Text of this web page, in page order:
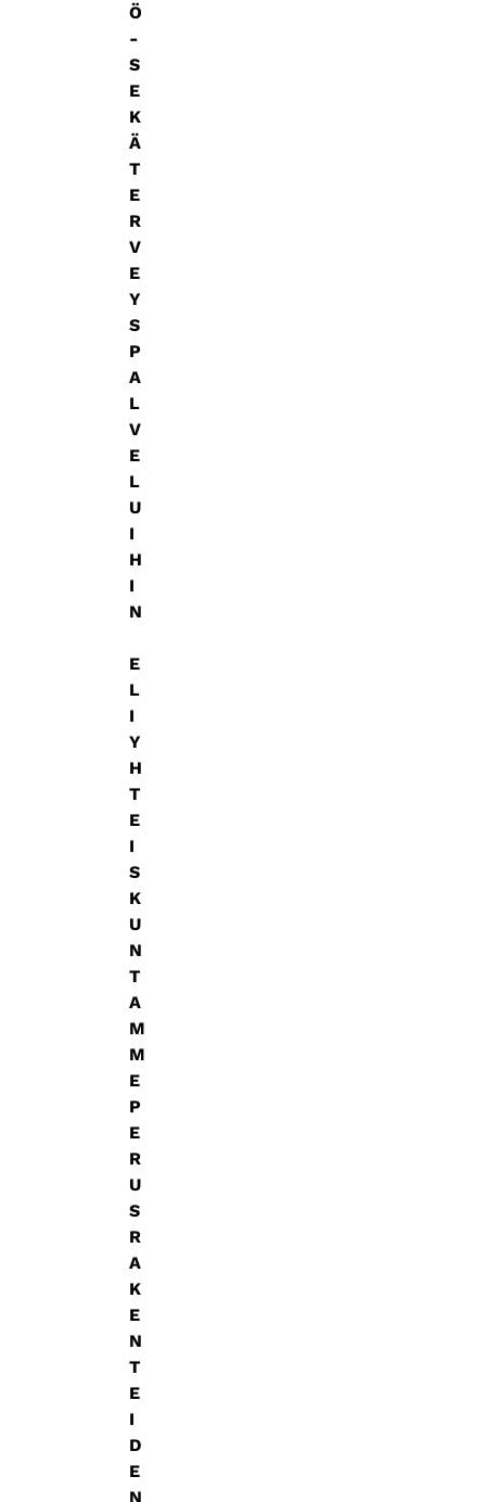
Ö
-
S
E
K
Ä
T
E
R
V
E
Y
S
P
A
L
V
E
L
U
I
H
I
N
E
L
I
Y
H
T
E
I
S
K
U
N
T
A
M
M
E
P
E
R
U
S
R
A
K
E
N
T
E
I
D
E
N